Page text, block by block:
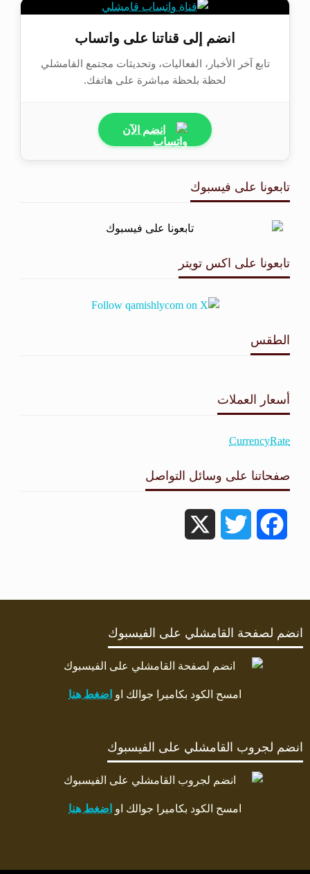
انضم إلى قناتنا على واتساب
تابع آخر الأخبار، الفعاليات، وتحديثات مجتمع القامشلي
لحظة بلحظة مباشرة على هاتفك.
انضم الآن
تابعونا على فيسبوك
تابعونا على اكس تويتر
الطقس
أسعار العملات
CurrencyRate
صفحاتنا على وسائل التواصل
Facebook
Twitter
انضم لصفحة القامشلي على الفيسبوك
امسح الكود بكاميرا جوالك او اضغط هنا
انضم لجروب القامشلي على الفيسبوك
امسح الكود بكاميرا جوالك او اضغط هنا